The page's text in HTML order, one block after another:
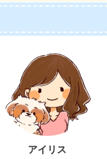
アイリス